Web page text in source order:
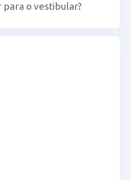
o vestibular?